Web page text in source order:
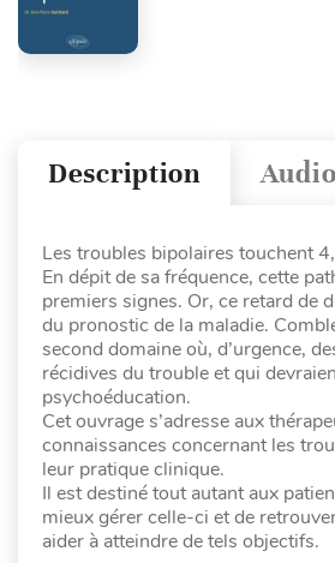
Description
Les troubles bipolaires touchent
En dépit de sa fréquence, cette
premiers signes. Or, ce retard de
du pronostic de la maladie.
second domaine où, d’urgence,
récidives du trouble et qui
psychoéducation.
Cet ouvrage s’adresse aux
connaissances concernant les
leur pratique clinique.
Il est destiné tout autant aux
mieux gérer celle-ci et de
aider à atteindre de tels objectifs.